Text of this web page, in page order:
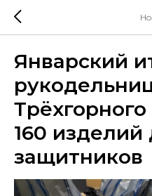
Январский
160 изделий
защитников